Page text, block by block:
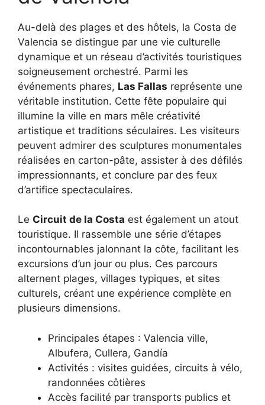
Au-delà des plages et des hôtels, la Costa de
Valencia se distingue par une vie culturelle
dynamique et un réseau d’activités touristiques
soigneusement orchestré. Parmi les
événements phares, Las Fallas représente une
véritable institution. Cette fête populaire qui
illumine la ville en mars mêle créativité
artistique et traditions séculaires. Les visiteurs
peuvent admirer des sculptures monumentales
réalisées en carton-pâte, assister à des défilés
impressionnants, et conclure par des feux
d’artifice spectaculaires.
Le Circuit de la Costa est également un atout
touristique. Il rassemble une série d’étapes
incontournables jalonnant la côte, facilitant les
excursions d’un jour ou plus. Ces parcours
alternent plages, villages typiques, et sites
culturels, créant une expérience complète en
plusieurs dimensions.
Principales étapes : Valencia ville,
Albufera, Cullera, Gandía
Activités : visites guidées, circuits à vélo,
randonnées côtières
Accès facilité par transports publics et